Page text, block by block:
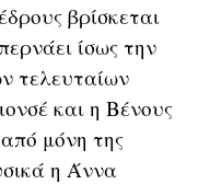
βρίσκεται
ίσως την
τελευταίων
και η Βένους
μόνη της
η Άννα